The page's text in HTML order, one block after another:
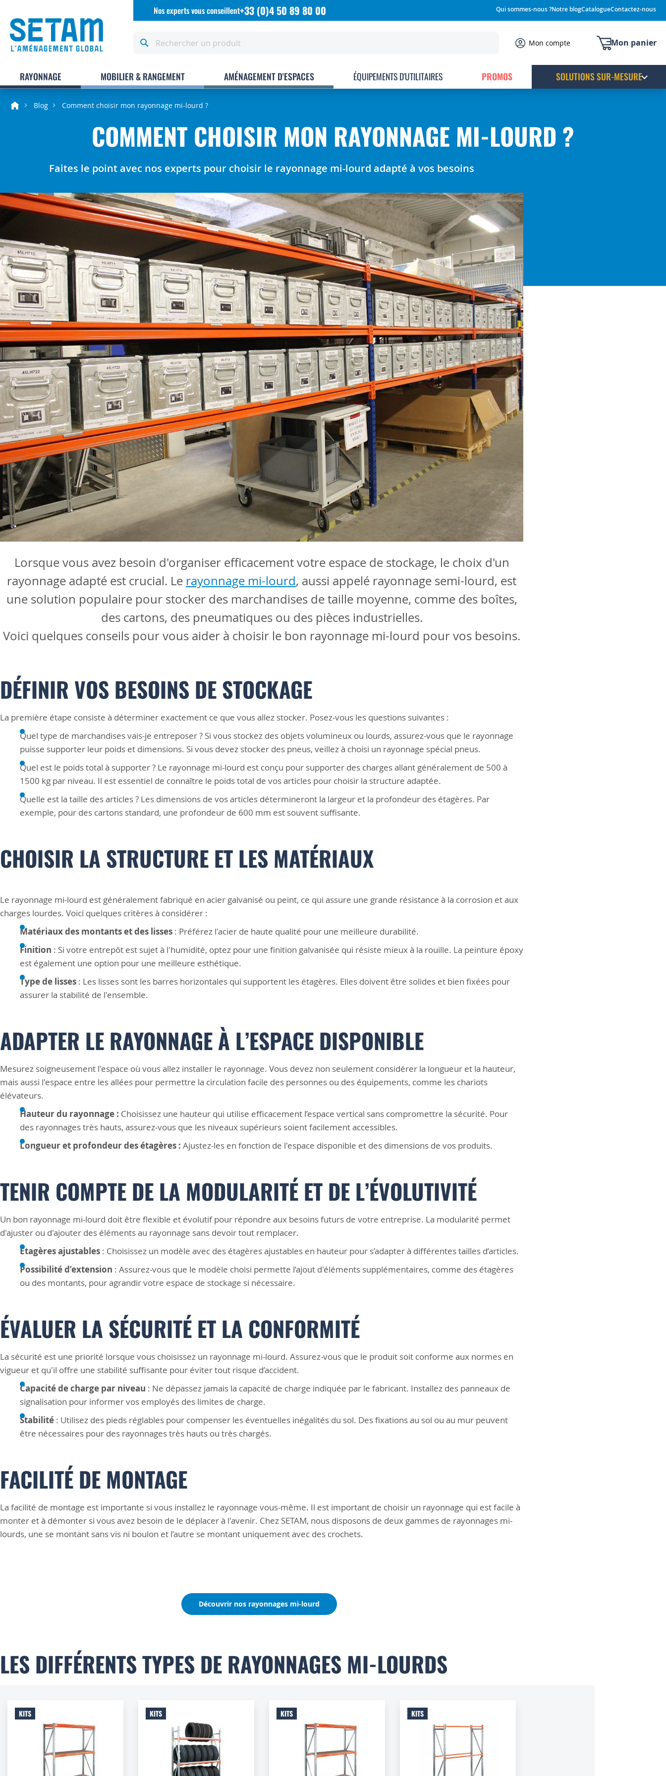
Allez
Qui sommes-nous ?Notre blogCatalogueContactez-nous
Nos experts vous conseillent+33 (0)4 50 89 80 00
Mon panier
Mon compte
RAYONNAGE MOBILIER & RANGEMENT AMÉNAGEMENT D'ESPACES ÉQUIPEMENTS D'UTILITAIRES PROMOS SOLUTIONS SUR-MESURE
Blog Comment choisir mon rayonnage mi-lourd ?
COMMENT CHOISIR MON RAYONNAGE MI-LOURD ?
Faites le point avec nos experts pour choisir le rayonnage mi-lourd adapté à vos besoins
Lorsque vous avez besoin d'organiser efficacement votre espace de stockage, le choix d'un
rayonnage adapté est crucial. Le rayonnage mi-lourd, aussi appelé rayonnage semi-lourd, est
une solution populaire pour stocker des marchandises de taille moyenne, comme des boîtes,
des cartons, des pneumatiques ou des pièces industrielles.
Voici quelques conseils pour vous aider à choisir le bon rayonnage mi-lourd pour vos besoins.
DÉFINIR VOS BESOINS DE STOCKAGE
La première étape consiste à déterminer exactement ce que vous allez stocker. Posez-vous les questions suivantes :
Quel type de marchandises vais-je entreposer ? Si vous stockez des objets volumineux ou lourds, assurez-vous que le rayonnage
puisse supporter leur poids et dimensions. Si vous devez stocker des pneus, veillez à choisi un rayonnage spécial pneus.
Quel est le poids total à supporter ? Le rayonnage mi-lourd est conçu pour supporter des charges allant généralement de 500 à
1500 kg par niveau. Il est essentiel de connaître le poids total de vos articles pour choisir la structure adaptée.
Quelle est la taille des articles ? Les dimensions de vos articles détermineront la largeur et la profondeur des étagères. Par
exemple, pour des cartons standard, une profondeur de 600 mm est souvent suffisante.
CHOISIR LA STRUCTURE ET LES MATÉRIAUX
Le rayonnage mi-lourd est généralement fabriqué en acier galvanisé ou peint, ce qui assure une grande résistance à la corrosion et aux
charges lourdes. Voici quelques critères à considérer :
Matériaux des montants et des lisses : Préférez l'acier de haute qualité pour une meilleure durabilité.
Finition : Si votre entrepôt est sujet à l'humidité, optez pour une finition galvanisée qui résiste mieux à la rouille. La peinture époxy
est également une option pour une meilleure esthétique.
Type de lisses : Les lisses sont les barres horizontales qui supportent les étagères. Elles doivent être solides et bien fixées pour
assurer la stabilité de l'ensemble.
ADAPTER LE RAYONNAGE À L’ESPACE DISPONIBLE
Mesurez soigneusement l'espace où vous allez installer le rayonnage. Vous devez non seulement considérer la longueur et la hauteur,
mais aussi l'espace entre les allées pour permettre la circulation facile des personnes ou des équipements, comme les chariots
élévateurs.
Hauteur du rayonnage : Choisissez une hauteur qui utilise efficacement l’espace vertical sans compromettre la sécurité. Pour
des rayonnages très hauts, assurez-vous que les niveaux supérieurs soient facilement accessibles.
Longueur et profondeur des étagères : Ajustez-les en fonction de l'espace disponible et des dimensions de vos produits.
TENIR COMPTE DE LA MODULARITÉ ET DE L’ÉVOLUTIVITÉ
Un bon rayonnage mi-lourd doit être flexible et évolutif pour répondre aux besoins futurs de votre entreprise. La modularité permet
d'ajuster ou d'ajouter des éléments au rayonnage sans devoir tout remplacer.
Étagères ajustables : Choisissez un modèle avec des étagères ajustables en hauteur pour s’adapter à différentes tailles d’articles.
Possibilité d’extension : Assurez-vous que le modèle choisi permette l’ajout d'éléments supplémentaires, comme des étagères
ou des montants, pour agrandir votre espace de stockage si nécessaire.
ÉVALUER LA SÉCURITÉ ET LA CONFORMITÉ
La sécurité est une priorité lorsque vous choisissez un rayonnage mi-lourd. Assurez-vous que le produit soit conforme aux normes en
vigueur et qu'il offre une stabilité suffisante pour éviter tout risque d’accident.
Capacité de charge par niveau : Ne dépassez jamais la capacité de charge indiquée par le fabricant. Installez des panneaux de
signalisation pour informer vos employés des limites de charge.
Stabilité : Utilisez des pieds réglables pour compenser les éventuelles inégalités du sol. Des fixations au sol ou au mur peuvent
être nécessaires pour des rayonnages très hauts ou très chargés.
FACILITÉ DE MONTAGE
La facilité de montage est importante si vous installez le rayonnage vous-même. Il est important de choisir un rayonnage qui est facile à
monter et à démonter si vous avez besoin de le déplacer à l'avenir. Chez SETAM, nous disposons de deux gammes de rayonnages mi-
lourds, une se montant sans vis ni boulon et l’autre se montant uniquement avec des crochets.
Découvrir nos rayonnages mi-lourd
LES DIFFÉRENTS TYPES DE RAYONNAGES MI-LOURDS
KITS KITS KITS KITS